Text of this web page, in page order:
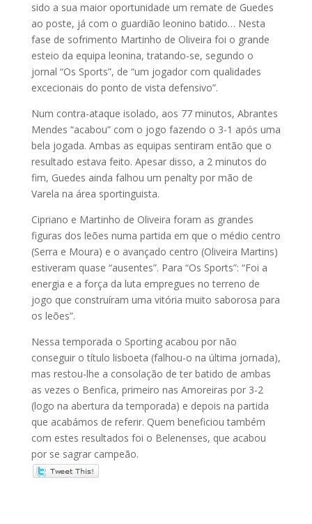
sido a sua maior oportunidade um remate de Guedes
ao poste, já com o guardião leonino batido… Nesta
fase de sofrimento Martinho de Oliveira foi o grande
esteio da equipa leonina, tratando-se, segundo o
jornal “Os Sports”, de “um jogador com qualidades
excecionais do ponto de vista defensivo”.
Num contra-ataque isolado, aos 77 minutos, Abrantes
Mendes “acabou” com o jogo fazendo o 3-1 após uma
bela jogada. Ambas as equipas sentiram então que o
resultado estava feito. Apesar disso, a 2 minutos do
fim, Guedes ainda falhou um penalty por mão de
Varela na área sportinguista.
Cipriano e Martinho de Oliveira foram as grandes
figuras dos leões numa partida em que o médio centro
(Serra e Moura) e o avançado centro (Oliveira Martins)
estiveram quase “ausentes”. Para “Os Sports”: “Foi a
energia e a força da luta empregues no terreno de
jogo que construíram uma vitória muito saborosa para
os leões”.
Nessa temporada o Sporting acabou por não
conseguir o título lisboeta (falhou-o na última jornada),
mas restou-lhe a consolação de ter batido de ambas
as vezes o Benfica, primeiro nas Amoreiras por 3-2
(logo na abertura da temporada) e depois na partida
que acabámos de referir. Quem beneficiou também
com estes resultados foi o Belenenses, que acabou
por se sagrar campeão.